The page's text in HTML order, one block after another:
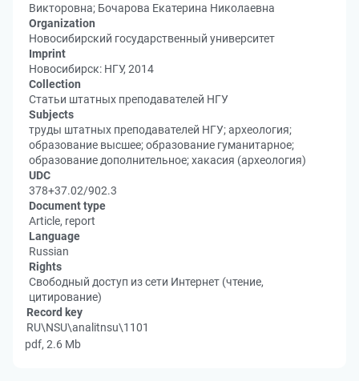
Викторовна; Бочарова Екатерина Николаевна
Organization
Новосибирский государственный университет
Imprint
Новосибирск: НГУ, 2014
Collection
Статьи штатных преподавателей НГУ
Subjects
труды штатных преподавателей НГУ; археология;
образование высшее; образование гуманитарное;
образование дополнительное; хакасия (археология)
UDC
378+37.02/902.3
Document type
Article, report
Language
Russian
Rights
Свободный доступ из сети Интернет (чтение,
цитирование)
Record key
RU\NSU\analitnsu\1101
pdf, 2.6 Mb